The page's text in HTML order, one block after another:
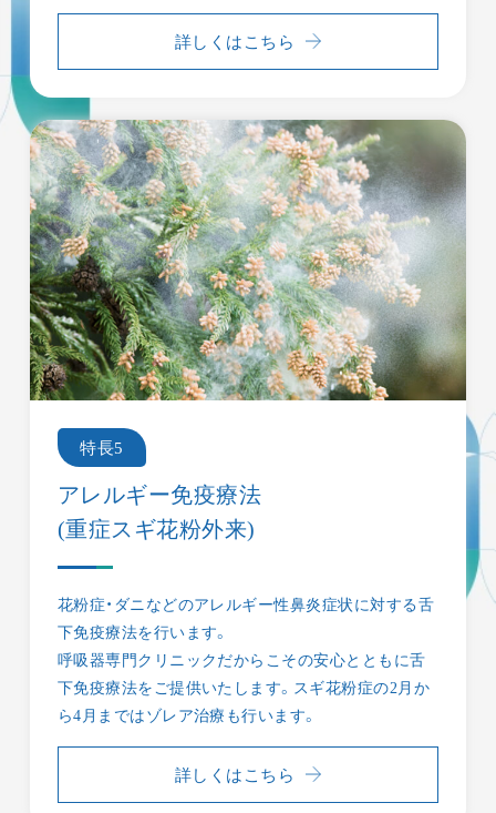
詳しくはこちら
特長5
アレルギー免疫療法
(重症スギ花粉外来)
花粉症・ダニなどのアレルギー性鼻炎症状に対する舌
下免疫療法を行います。
呼吸器専門クリニックだからこその安心とともに舌
下免疫療法をご提供いたします。スギ花粉症の2月か
ら4月まではゾレア治療も行います。
詳しくはこちら
当院について
診療内容
ご受診の方へ
診療時間・アクセス
ブログ
お知らせ一覧